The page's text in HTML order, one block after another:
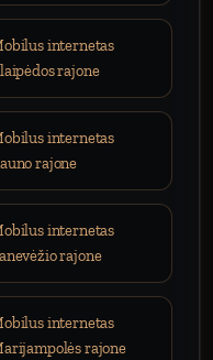
internetas
rajone
internetas
rajone
internetas
rajone
internetas
rajone